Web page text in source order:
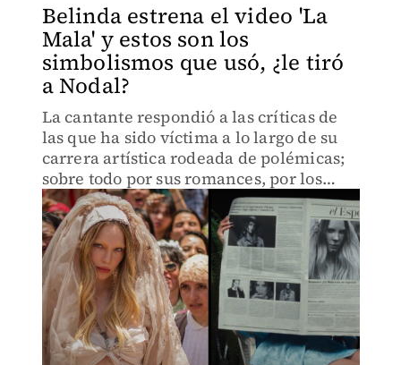
Belinda estrena el video 'La
Mala' y estos son los
simbolismos que usó, ¿le tiró
a Nodal?
La cantante respondió a las críticas de
las que ha sido víctima a lo largo de su
carrera artística rodeada de polémicas;
sobre todo por sus romances, por los
cuales muchas veces ha sido señalada.